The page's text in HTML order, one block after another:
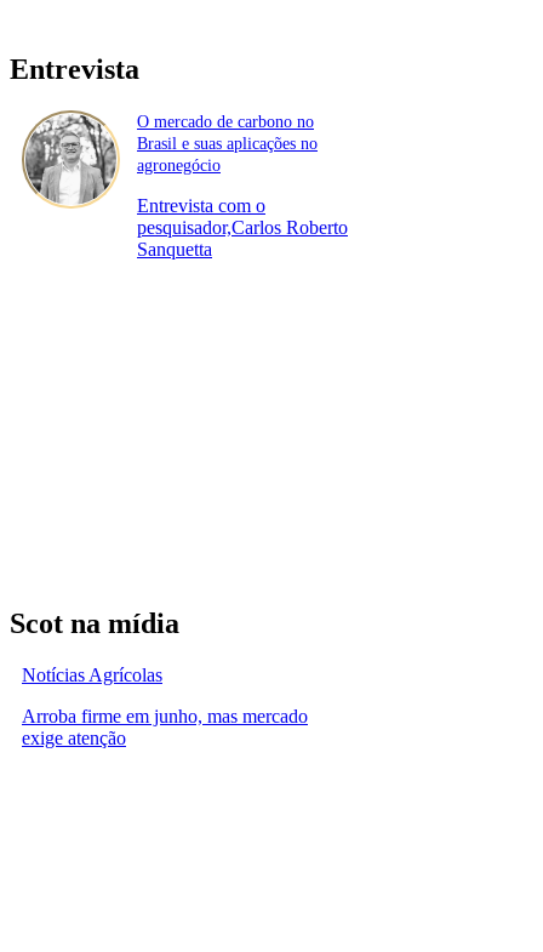
Entrevista
O mercado de carbono no
Brasil e suas aplicações no
agronegócio
Entrevista com o
pesquisador,Carlos Roberto
Sanquetta
Scot na mídia
Notícias Agrícolas
Arroba firme em junho, mas mercado
exige atenção